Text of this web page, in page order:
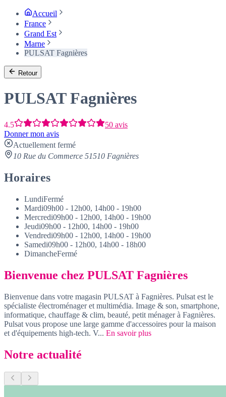
Accueil
France
Grand Est
Marne
PULSAT Fagnières
Retour
PULSAT Fagnières
4.5
50 avis
Donner mon avis
Actuellement fermé
10 Rue du Commerce 51510 Fagnières
Horaires
LundiFermé
Mardi09h00 - 12h00, 14h00 - 19h00
Mercredi09h00 - 12h00, 14h00 - 19h00
Jeudi09h00 - 12h00, 14h00 - 19h00
Vendredi09h00 - 12h00, 14h00 - 19h00
Samedi09h00 - 12h00, 14h00 - 18h00
DimancheFermé
Bienvenue chez PULSAT Fagnières
Bienvenue dans votre magasin PULSAT à Fagnières. Pulsat est le
spécialiste électroménager et multimédia. Image & son, smartphone,
informatique, chauffage & clim, beauté, petit ménager à Fagnières.
Pulsat vous propose une large gamme d'accessoires pour la maison
et d'équipements high-tech. V... En savoir plus
Notre actualité